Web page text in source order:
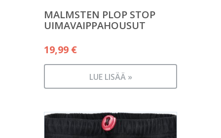
MALMSTEN PLOP STOP
UIMAVAIPPAHOUSUT
19,99 €
LUE LISÄÄ »